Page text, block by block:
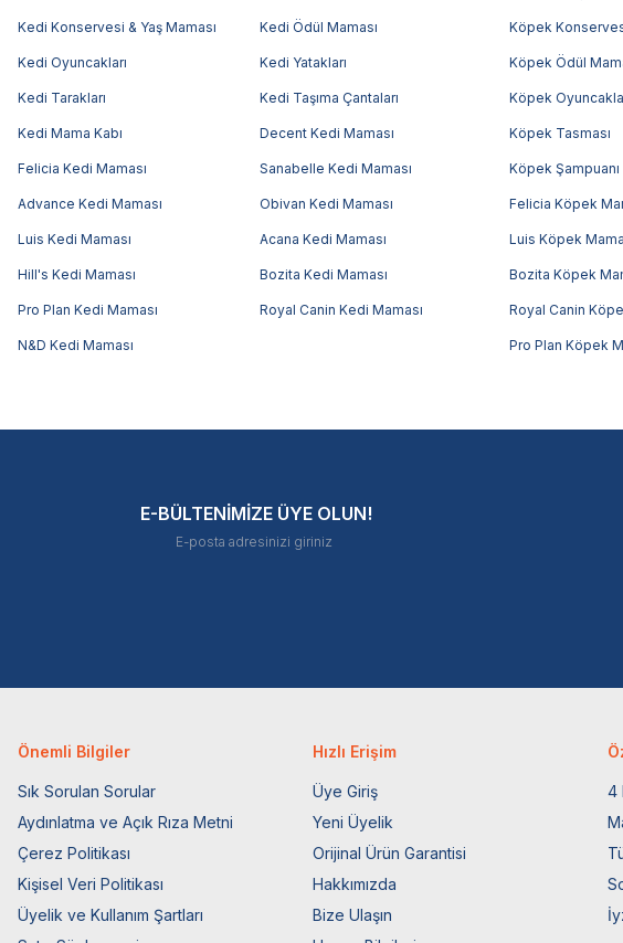
Kedi Konservesi & Yaş Maması Kedi Ödül Maması
Kedi Oyuncakları Kedi Yatakları
Kedi Tarakları Kedi Taşıma Çantaları
Kedi Mama Kabı Decent Kedi Maması
Felicia Kedi Maması Sanabelle Kedi Maması
Advance Kedi Maması Obivan Kedi Maması
Luis Kedi Maması Acana Kedi Maması
Hill's Kedi Maması Bozita Kedi Maması
Pro Plan Kedi Maması Royal Canin Kedi Maması
N&D Kedi Maması
Köpek
Köpek Ödül
Köpek
Köpek Tasması
Köpek Şampuanı
Felicia Köpek
Luis Köpek
Bozita Köpek
Royal Canin
Pro Plan Köpek
E-BÜLTENİMİZE ÜYE OLUN!
Önemli Bilgiler
Sık Sorulan Sorular
Aydınlatma ve Açık Rıza Metni
Çerez Politikası
Kişisel Veri Politikası
Üyelik ve Kullanım Şartları
Hızlı Erişim
Üye Giriş
Yeni Üyelik
Orijinal Ürün Garantisi
Hakkımızda
Bize Ulaşın
4